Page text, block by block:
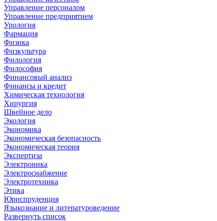
Управление персоналом
Управление предприятием
Урология
Фармация
Физика
Физкультура
Филология
Философия
Финансовый анализ
Финансы и кредит
Химическая технология
Хирургия
Швейное дело
Экология
Экономика
Экономическая безопасность
Экономическая теория
Экспертиза
Электроника
Электроснабжение
Электротехника
Этика
Юриспруденция
Языкознание и литературоведение
Развернуть список